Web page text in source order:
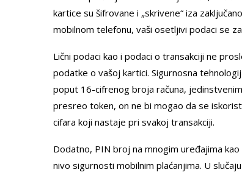
kartice su šifrovane i „skrivene“ iza
mobilnom telefonu, vaši osetljivi podaci se
Lični podaci kao i podaci o transakciji ne
podatke o vašoj kartici. Sigurnosna
poput 16-cifrenog broja računa,
presreo token, on ne bi mogao da se
cifara koji nastaje pri svakoj transakciji.
Dodatno, PIN broj na mnogim uređajima
nivo sigurnosti mobilnim plaćanjima. U